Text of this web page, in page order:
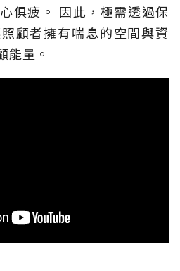
俱疲。 因此，極需透過保
顧者擁有喘息的空間與資
能量。